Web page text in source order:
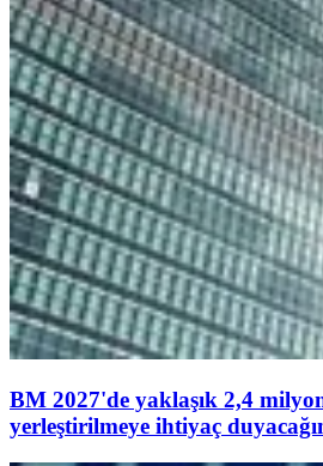
BM 2027'de yaklaşık 2,4
yerleştirilmeye ihtiyaç